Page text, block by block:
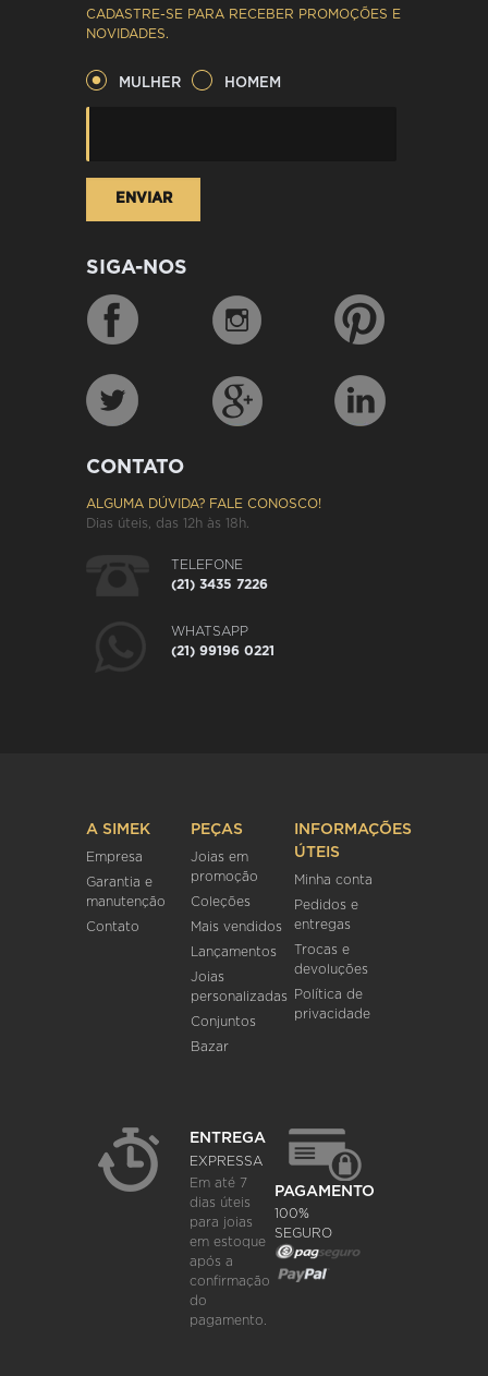
CADASTRE-SE PARA RECEBER PROMOÇÕES E
NOVIDADES.
MULHER HOMEM
SIGA-NOS
CONTATO
ALGUMA DÚVIDA? FALE CONOSCO!
Dias úteis, das 12h às 18h.
TELEFONE
(21) 3435 7226
WHATSAPP
(21) 99196 0221
A SIMEK
Empresa
Garantia e
manutenção
Contato
PEÇAS
Joias em
promoção
Coleções
Mais vendidos
Lançamentos
Joias
personalizadas
Conjuntos
Bazar
INFORMAÇÕES
ÚTEIS
Minha conta
Pedidos e
entregas
Trocas e
devoluções
Política de
privacidade
ENTREGA
EXPRESSA
Em até 7
dias úteis
para joias
em estoque
após a
confirmação
do
pagamento.
PAGAMENTO
100%
SEGURO